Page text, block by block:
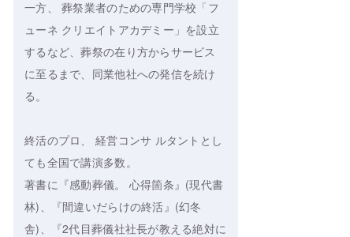
一方、 葬祭業者のための専門学校「フ
ューネ クリエイトアカデミー」を設立
するなど、葬祭の在り方からサービス
に至るまで、同業他社への発信を続け
る。
終活のプロ、 経営コンサ ルタントとし
ても全国で講演多数。
著書に『感動葬儀。 心得箇条』(現代書
林)、『間違いだらけの終活』(幻冬
舎)、『2代目葬儀社社長が教える絶対に